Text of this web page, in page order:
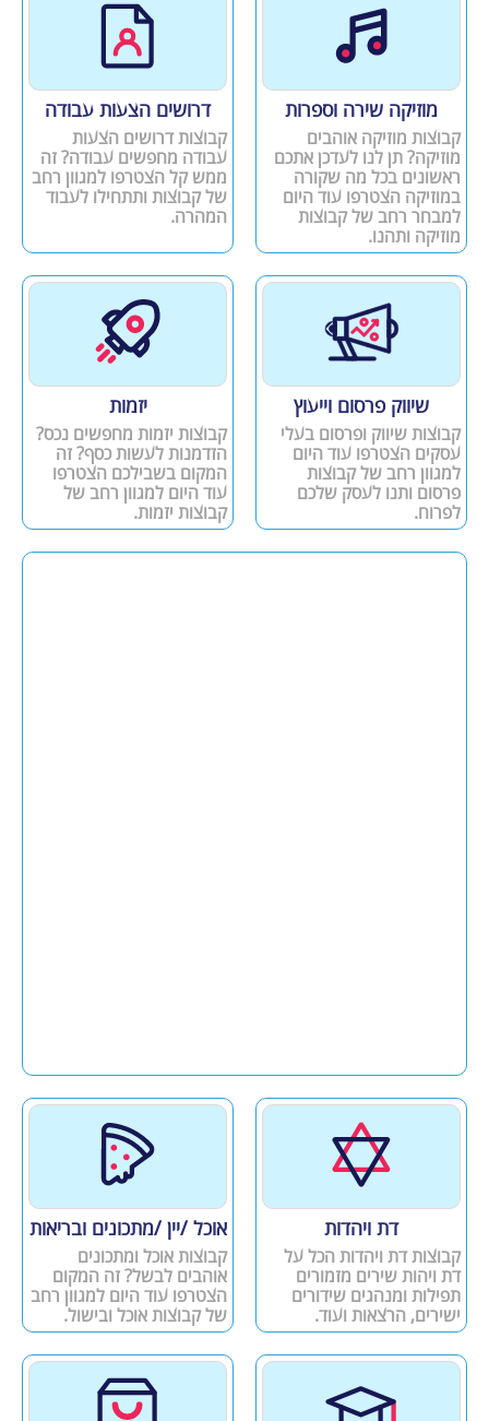
מוזיקה שירה וספרות
קבוצות מוזיקה אוהבים
מוזיקה? תן לנו לעדכן אתכם
ראשונים בכל מה שקורה
במוזיקה הצטרפו עוד היום
למבחר רחב של קבוצות
מוזיקה ותהנו.
דרושים הצעות עבודה
קבוצות דרושים הצעות
עבודה מחפשים עבודה? זה
ממש קל הצטרפו למגוון רחב
של קבוצות ותתחילו לעבוד
המהרה.
שיווק פרסום וייעוץ
קבוצות שיווק ופרסום בעלי
עסקים הצטרפו עוד היום
למגוון רחב של קבוצות
פרסום ותנו לעסק שלכם
לפרוח.
יזמות
קבוצות יזמות מחפשים נכס?
הזדמנות לעשות כסף? זה
המקום בשבילכם הצטרפו
עוד היום למגוון רחב של
קבוצות יזמות.
דת ויהדות
קבוצות דת ויהדות הכל על
דת ויהות שירים מזמורים
תפילות ומנהגים שידורים
ישירים, הרצאות ועוד.
אוכל /יין /מתכונים ובריאות
קבוצות אוכל ומתכונים
אוהבים לבשל? זה המקום
הצטרפו עוד היום למגוון רחב
של קבוצות אוכל ובישול.